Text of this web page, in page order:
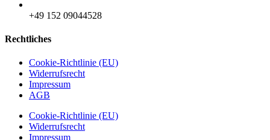
‪+49 152 09044528
Rechtliches
Cookie-Richtlinie (EU)
Widerrufsrecht
Impressum
AGB
Cookie-Richtlinie (EU)
Widerrufsrecht
Impressum